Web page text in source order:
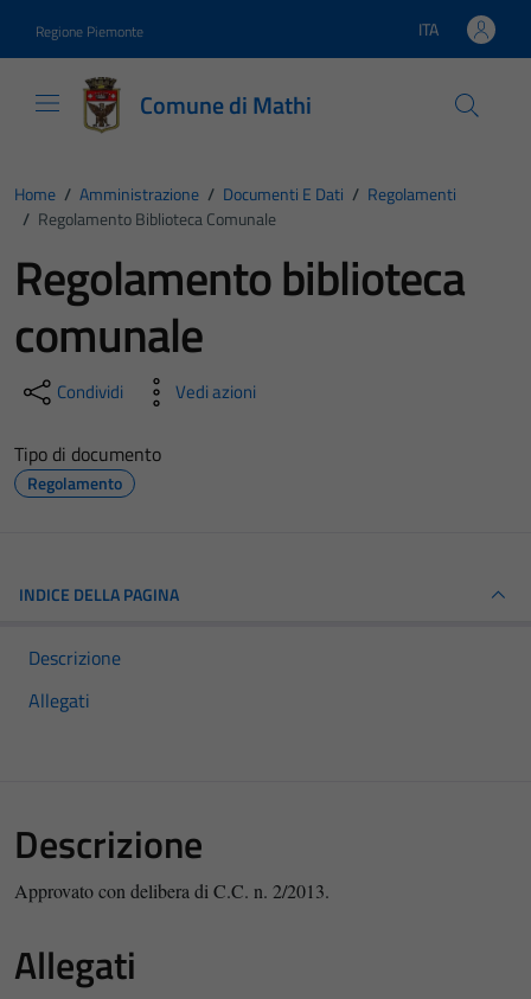
Regione Piemonte Lingua attiva:
ITA
Comune di Mathi
Home / Amministrazione / Documenti E Dati / Regolamenti
/ Regolamento Biblioteca Comunale
Regolamento biblioteca
comunale
Condividi Vedi azioni
Tipo di documento
Regolamento
INDICE DELLA PAGINA
Descrizione
Allegati
Descrizione
Approvato con delibera di C.C. n. 2/2013.
Allegati